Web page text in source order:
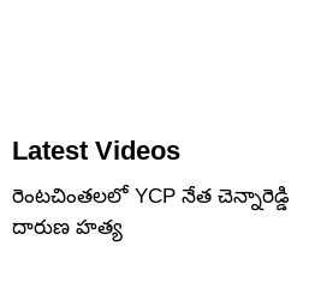
Latest Videos
రెంటచింతలలో YCP నేత చెన్నారెడ్డి
దారుణ హత్య